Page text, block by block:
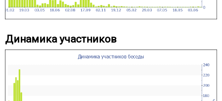
Динамика участников